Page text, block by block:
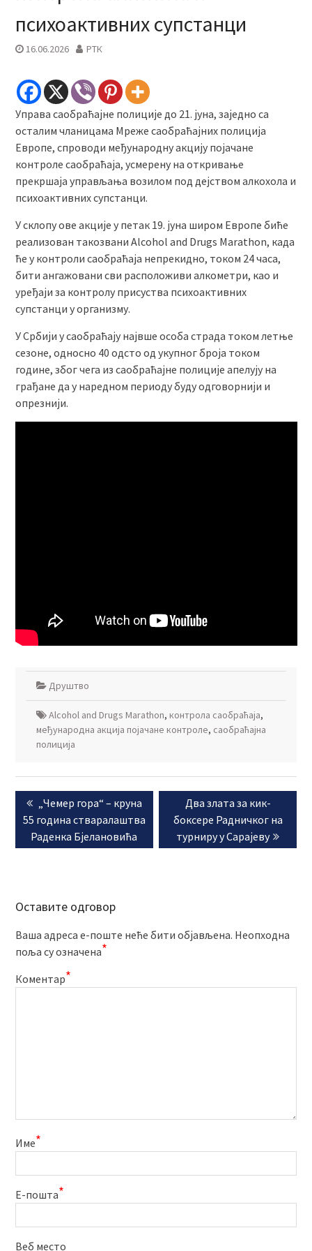
психоактивних супстанци
16.06.2026 РТК
Управа саобраћајне полиције до 21. јуна, заједно са
осталим чланицама Мреже саобраћајних полиција
Европе, спроводи међународну акцију појачане
контроле саобраћаја, усмерену на откривање
прекршаја управљања возилом под дејством алкохола и
психоактивних супстанци.
У склопу ове акције у петак 19. јуна широм Европе биће
реализован такозвани Аlcohol and Drugs Marathon, када
ће у контроли саобраћаја непрекидно, током 24 часа,
бити ангажовани сви расположиви алкометри, као и
уређаји за контролу присуства психоактивних
супстанци у организму.
У Србији у саобраћају највше особа страда током летње
сезоне, односно 40 одсто од укупног броја током
године, због чега из саобраћајне полиције апелују на
грађане да у наредном периоду буду одговорнији и
опрезнији.
Друштво
Аlcohol and Drugs Marathon, контрола саобраћаја,
међународна акција појачане контроле, саобраћајна
полиција
Кретање
чланкаPrevious
post:
„Чемер гора“ – круна
55 година стваралаштва
Раденка Бјелановића
Next
post:
Два злата за кик-
боксере Радничког на
турниру у Сарајеву
Оставите одговор
Ваша адреса е-поште неће бити објављена. Неопходна
поља су означена*
Коментар*
Име*
Е-пошта*
Веб место